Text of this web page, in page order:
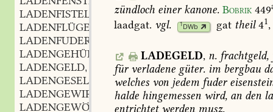
LADENFISTEL
LADENFLÜGEL
LADENFUDER
LADENGEHÜLFE
m.
LADENGELD,
LADENGESELL
LADENGEWIRK
LADENGEWÖLBE
n.
zündloch einerkanone. Bobrik 449
laadgat. vgl. 1DWb gat theil41,
LADEGELD, n.frachtgeld,
fürverladene güter. im bergbau
welches von jedem fuder
halde hingemessen wird, an den
entrichtetwerden musz.